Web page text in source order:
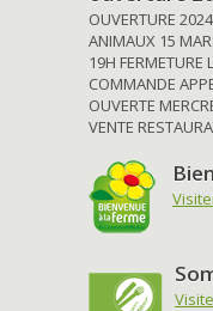
OUVERTURE
ANIMAUX 15
19H FERMETURE
COMMANDE
OUVERTE
VENTE